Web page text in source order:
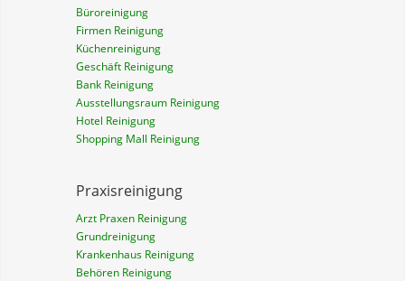
Büroreinigung
Firmen Reinigung
Küchenreinigung
Geschäft Reinigung
Bank Reinigung
Ausstellungsraum Reinigung
Hotel Reinigung
Shopping Mall Reinigung
Praxisreinigung
Arzt Praxen Reinigung
Grundreinigung
Krankenhaus Reinigung
Behören Reinigung